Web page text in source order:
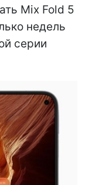
Mix Fold 5
недель
серии